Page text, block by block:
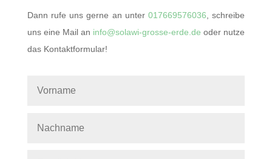
Dann rufe uns gerne an unter 017669576036, schreibe
uns eine Mail an info@solawi-grosse-erde.de oder nutze
das Kontaktformular!